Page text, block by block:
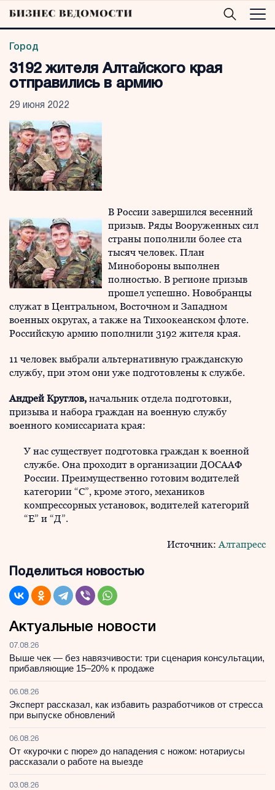
Город
3192 жителя Алтайского края
отправились в армию
29 июня 2022
В России завершился весенний
призыв. Ряды Вооруженных сил
страны пополнили более ста
тысяч человек. План
Минобороны выполнен
полностью. В регионе призыв
прошел успешно. Новобранцы
служат в Центральном, Восточном и Западном
военных округах, а также на Тихоокеанском флоте.
Российскую армию пополнили 3192 жителя края.
11 человек выбрали альтернативную гражданскую
службу, при этом они уже подготовлены к службе.
Андрей Круглов, начальник отдела подготовки,
призыва и набора граждан на военную службу
военного комиссариата края:
У нас существует подготовка граждан к военной
службе. Она проходит в организации ДОСААФ
России. Преимущественно готовим водителей
категории “С”, кроме этого, механиков
компрессорных установок, водителей категорий
“Е” и “Д”.
Источник:Алтапресс
Поделиться новостью
Актуальные новости
07.08.26
Выше чек — без навязчивости: три сценария консультации,
прибавляющие 15–20% к продаже
06.08.26
Эксперт рассказал, как избавить разработчиков от стресса
при выпуске обновлений
06.08.26
От «курочки с пюре» до нападения с ножом: нотариусы
рассказали о работе на выезде
03.08.26